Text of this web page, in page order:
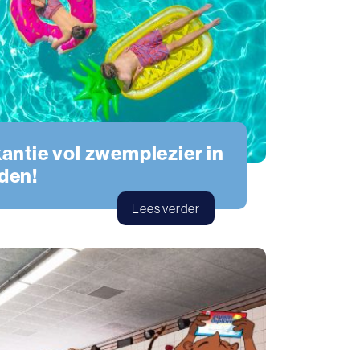
vol zwemplezier in
Lees verder